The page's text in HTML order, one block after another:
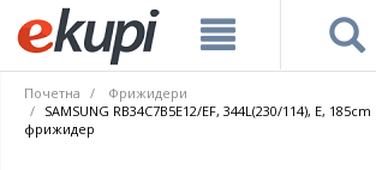
Почетна
Фрижидери
SAMSUNG RB34C7B5E12/EF, 344L(230/114), E,
фрижидер